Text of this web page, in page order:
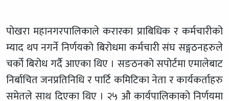
पोखरा महानगरपालिकाले करारका प्राबिधिक र कर्मचारीको
म्याद थप नगर्ने निर्णयको बिरोधमा कर्मचारी संघ सङ्गठनहरुले
चर्को बिरोध गर्दै आएका थिए । सङठनको सपोर्टमा एमालेबाट
निर्बाचित जनप्रतिनिधि र पार्टि कमिटिका नेता र कार्यकर्ताहरु
समेतले साथ दिएका थिए । २५ औ कार्यपालिकाको निर्णयमा